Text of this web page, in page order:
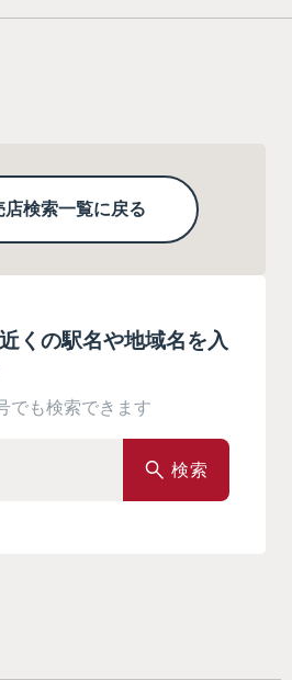
店検索一覧に戻る
くの駅名や地域名を入
でも検索できます
検索